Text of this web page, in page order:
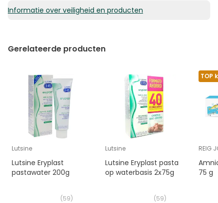
14,34€ / 100 ml
Informatie over veiligheid en producten
Gerelateerde producten
Lutsine
Lutsine Eryplast
pastawater 200g
(59)
Lutsine
Lutsine Eryplast pasta
op waterbasis 2x75g
(59)
TOP
REIG
75 g